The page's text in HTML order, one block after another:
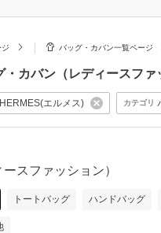
バッグ・カバン一覧ページ
・カバン（レディースファ
HERMES(エルメス) カテゴリ
スファッション）
トートバッグ ハンドバッグ